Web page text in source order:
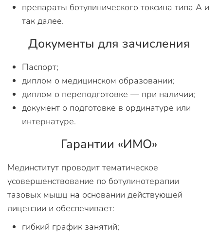
препараты ботулинического токсина типа А и
так далее.
Документы для зачисления
Паспорт;
диплом о медицинском образовании;
диплом о переподготовке — при наличии;
документ о подготовке в ординатуре или
интернатуре.
Гарантии «ИМО»
Мединститут проводит тематическое
усовершенствование по ботулинотерапии
тазовых мышц на основании действующей
лицензии и обеспечивает:
гибкий график занятий;